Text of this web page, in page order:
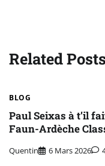
Related Posts
BLOG
Paul Seixas à t’il
Faun-Ardèche
Quentin 6 Mars 2026